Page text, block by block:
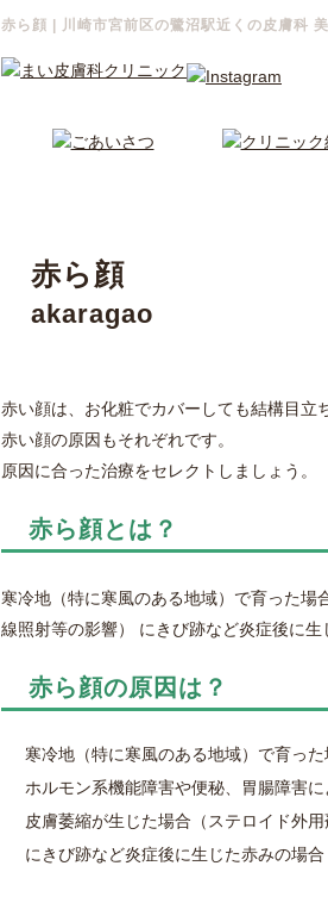
赤ら顔 | 川崎市宮前区の鷺沼駅近くの皮膚科
赤ら顔
akaragao
赤い顔は、お化粧でカバーしても結構目立
赤い顔の原因もそれぞれです。
原因に合った治療をセレクトしましょう。
赤ら顔とは？
寒冷地（特に寒風のある地域）で育った
線照射等の影響） にきび跡など炎症後に生
赤ら顔の原因は？
寒冷地（特に寒風のある地域）で育った
ホルモン系機能障害や便秘、胃腸障害
皮膚萎縮が生じた場合（ステロイド外用
にきび跡など炎症後に生じた赤みの場合